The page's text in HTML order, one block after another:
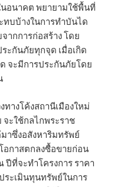
อนาคต พยายามใช้พื้นที่
ทบบ้างในการทำบันได
ากการก่อสร้าง โดย
ะกันภัยทุกจุด เมื่อเกิด
จะมีการประกันภัยโดย
างโค้งสถานีเมืองใหม่
ะใช้กลไกพระราช
าซึ่งอสังหาริมทรัพย์
อกาสตกลงซื้อขายก่อน
ที่จะทำโครงการ ราคา
ระเมินทุนทรัพย์ในการ